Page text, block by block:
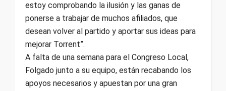
estoy comprobando la ilusión y las ganas de
ponerse a trabajar de muchos afiliados, que
desean volver al partido y aportar sus ideas para
mejorar Torrent”.
A falta de una semana para el Congreso Local,
Folgado junto a su equipo, están recabando los
apoyos necesarios y apuestan por una gran